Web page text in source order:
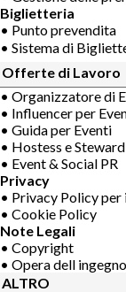
Biglietteria
• Punto prevendita
• Sistema di
Offerte di Lavoro
• Organizzatore di
• Influencer per
• Guida per Eventi
• Hostess e Steward
• Event & Social PR
Privacy
• Privacy Policy
• Cookie Policy
Note Legali
• Copyright
• Opera dell ingegno
ALTRO